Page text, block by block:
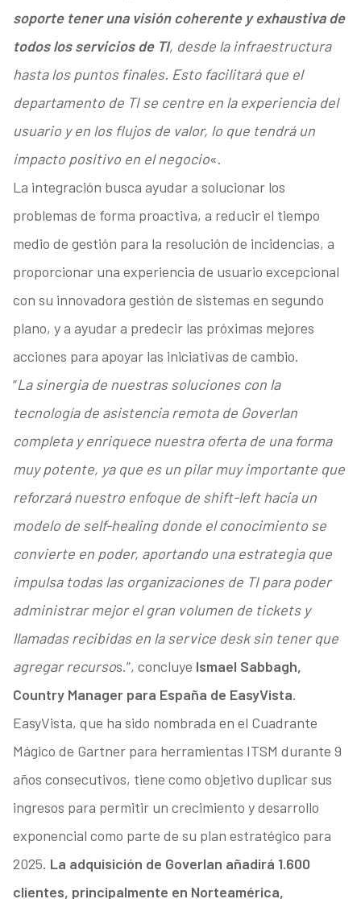
soporte tener una visión coherente y exhaustiva de
todos los servicios de TI, desde la infraestructura
hasta los puntos finales. Esto facilitará que el
departamento de TI se centre en la experiencia del
usuario y en los flujos de valor, lo que tendrá un
impacto positivo en el negocio«.
La integración busca ayudar a solucionar los
problemas de forma proactiva, a reducir el tiempo
medio de gestión para la resolución de incidencias, a
proporcionar una experiencia de usuario excepcional
con su innovadora gestión de sistemas en segundo
plano, y a ayudar a predecir las próximas mejores
acciones para apoyar las iniciativas de cambio.
“La sinergia de nuestras soluciones con la
tecnología de asistencia remota de Goverlan
completa y enriquece nuestra oferta de una forma
muy potente, ya que es un pilar muy importante que
reforzará nuestro enfoque de shift-left hacia un
modelo de self-healing donde el conocimiento se
convierte en poder, aportando una estrategia que
impulsa todas las organizaciones de TI para poder
administrar mejor el gran volumen de tickets y
llamadas recibidas en la service desk sin tener que
agregar recursos.”, concluye Ismael Sabbagh,
Country Manager para España de EasyVista.
EasyVista, que ha sido nombrada en el Cuadrante
Mágico de Gartner para herramientas ITSM durante 9
años consecutivos, tiene como objetivo duplicar sus
ingresos para permitir un crecimiento y desarrollo
exponencial como parte de su plan estratégico para
2025. La adquisición de Goverlan añadirá 1.600
clientes, principalmente en Norteamérica,